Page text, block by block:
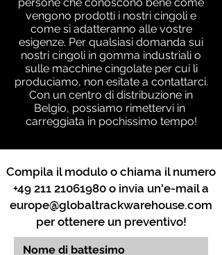
vengono prodotti i nostri cingoli e
come si adatteranno alle vostre
esigenze. Per qualsiasi domanda sui
nostri cingoli in gomma industriali o
sulle macchine cingolate per cui li
produciamo, non esitate a contattarci.
Con un centro di distribuzione in
Belgio, possiamo rimettervi in ​​
carreggiata in pochissimo tempo!
Compila il modulo o chiama il numero
+49 211 21061980 o invia un'e-mail a
europe@globaltrackwarehouse.com
per ottenere un preventivo!